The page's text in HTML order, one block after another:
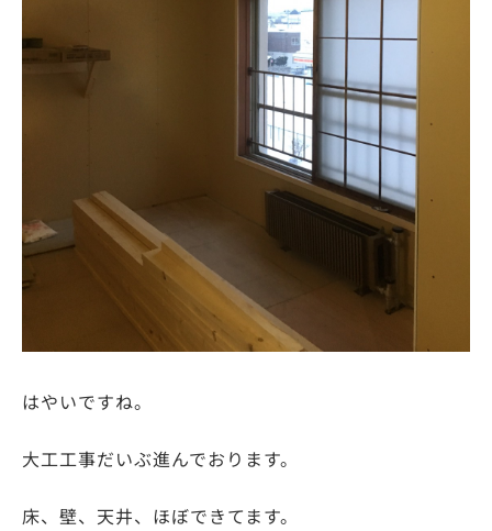
はやいですね。
大工工事だいぶ進んでおります。
床、壁、天井、ほぼできてます。